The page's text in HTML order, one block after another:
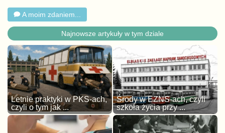
A moim zdaniem...
Najnowsze artykuły w tym dziale
Letnie praktyki w PKS-ach,
czyli o tym jak ...
Środy w EZNS-ach, czyli
szkoła życia przy ...